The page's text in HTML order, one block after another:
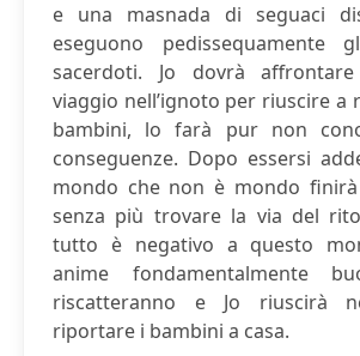
e una masnada di seguaci
eseguono pedissequamente
sacerdoti. Jo dovrà
viaggio nell’ignoto per riuscire a
bambini, lo farà pur non
conseguenze. Dopo essersi
mondo che non è mondo
senza più trovare la via del
tutto è negativo a questo
anime fondamentalmente
riscatteranno e Jo riuscirà
riportare i bambini a casa.